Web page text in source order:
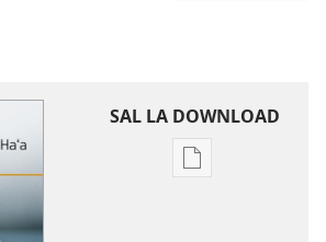
SAL LA DOWNLOAD
Sal